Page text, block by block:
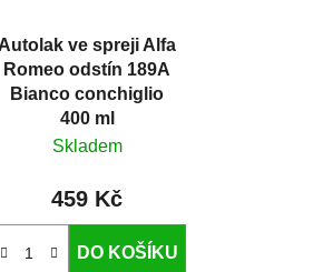
Autolak ve spreji Alfa
Romeo odstín 189A
Bianco conchiglio
400 ml
Skladem
459 Kč
DO KOŠÍKU